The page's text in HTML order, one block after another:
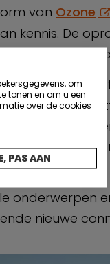
van Ozone
kennis. De
in hoe zijn
kunnen
Zeker in de
het net
onderwerpen
nieuwe
om
tonen en om u een
over de cookies
PAS AAN